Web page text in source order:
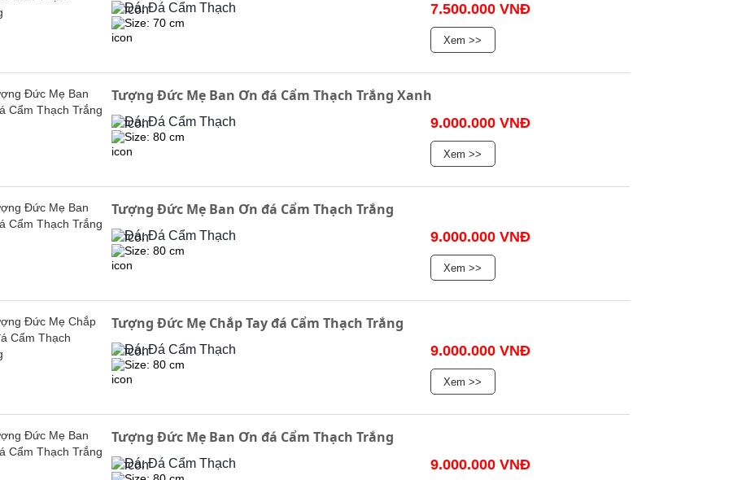
Đá: Đá Cẩm Thạch
Size: 70 cm
7.500.000 VNĐ
Xem >>
Tượng Đức Mẹ Ban Ơn đá Cẩm Thạch Trắng Xanh
Đá: Đá Cẩm Thạch
Size: 80 cm
9.000.000 VNĐ
Xem >>
Tượng Đức Mẹ Ban Ơn đá Cẩm Thạch Trắng
Đá: Đá Cẩm Thạch
Size: 80 cm
9.000.000 VNĐ
Xem >>
Tượng Đức Mẹ Chắp Tay đá Cẩm Thạch Trắng
Đá: Đá Cẩm Thạch
Size: 80 cm
9.000.000 VNĐ
Xem >>
Tượng Đức Mẹ Ban Ơn đá Cẩm Thạch Trắng
Đá: Đá Cẩm Thạch 9.000.000 VNĐ